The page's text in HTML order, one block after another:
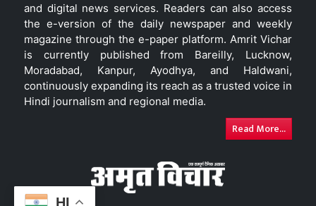
HI
and digital news services. Readers can also access
the e-version of the daily newspaper and weekly
magazine through the e-paper platform. Amrit Vichar
is currently published from Bareilly, Lucknow,
Moradabad, Kanpur, Ayodhya, and Haldwani,
continuously expanding its reach as a trusted voice in
Hindi journalism and regional media.
Read More...